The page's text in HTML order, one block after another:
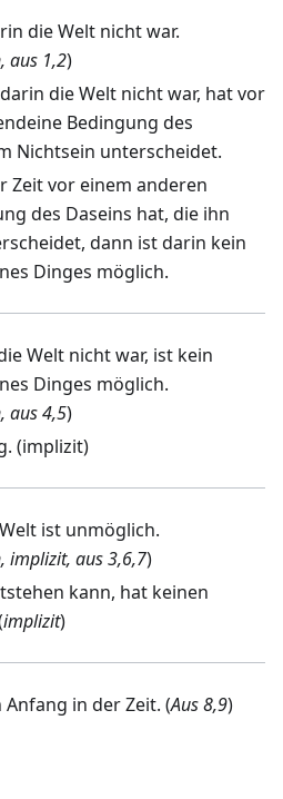
die Welt nicht war.
aus 1,2)
die Welt nicht war, hat vor
Bedingung des
Nichtsein unterscheidet.
Zeit vor einem anderen
des Daseins hat, die ihn
dann ist darin kein
Dinges möglich.
Welt nicht war, ist kein
Dinges möglich.
aus 4,5)
(implizit)
ist unmöglich.
implizit, aus 3,6,7)
kann, hat keinen
implizit)
in der Zeit. (Aus 8,9)